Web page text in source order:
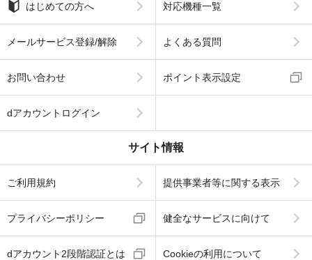
はじめての方へ 対応機種一覧
メールサービス登録/解除 よくある質問
お問い合わせ ポイント表示設定
dアカウントログイン
サイト情報
ご利用規約 提供事業者等に関する表示
プライバシーポリシー 健全なサービスに向けて
dアカウント2段階認証とは Cookieの利用について